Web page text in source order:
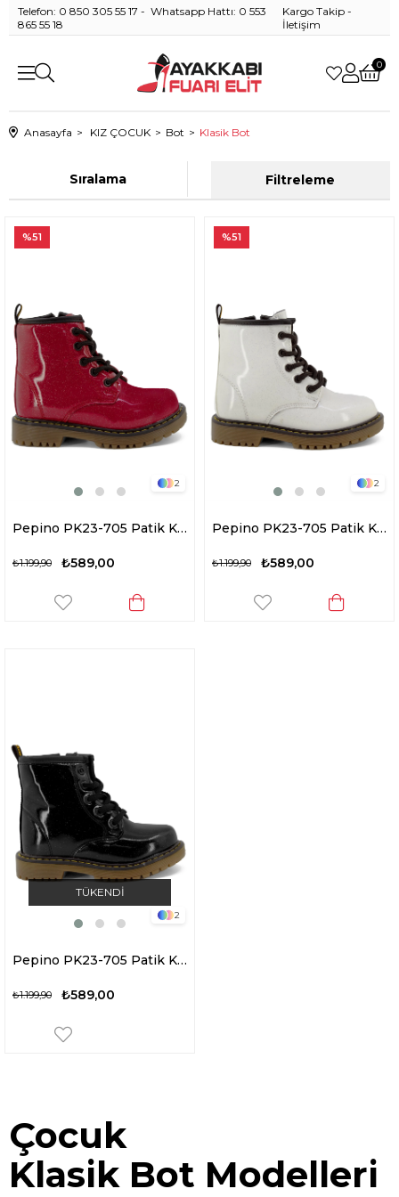
Telefon: 0 850 305 55 17 - Whatsapp Hattı: 0 553
865 55 18
Kargo Takip -
İletişim
0
Anasayfa KIZ ÇOCUK Bot Klasik Bot
Filtreleme
Sıralama
2
Pepino PK23-705 Patik Kız Çocuk Klasik Bot Kırmızı
₺589,00
₺1.199,90
%51
2
Pepino PK23-705 Patik Kız Çocuk Klasik Bot Beyaz
₺589,00
₺1.199,90
%51
TÜKENDI
2
Pepino PK23-705 Patik Kız Çocuk Klasik Bot Siyah
₺589,00
₺1.199,90
Çocuk
Klasik Bot Modelleri